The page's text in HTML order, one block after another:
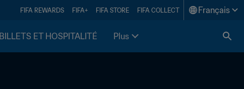
FIFA REWARDS FIFA+ FIFA STORE FIFA COLLECT Français
BILLETS ET HOSPITALITÉ Plus